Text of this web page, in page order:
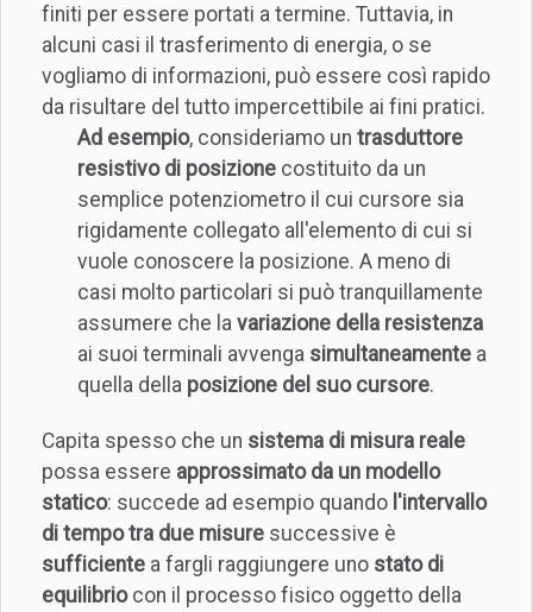
finiti per essere portati a termine. Tuttavia, in
alcuni casi il trasferimento di energia, o se
vogliamo di informazioni, può essere così rapido
da risultare del tutto impercettibile ai fini pratici.
Ad esempio, consideriamo un trasduttore
resistivo di posizione costituito da un
semplice potenziometro il cui cursore sia
rigidamente collegato all'elemento di cui si
vuole conoscere la posizione. A meno di
casi molto particolari si può tranquillamente
assumere che la variazione della resistenza
ai suoi terminali avvenga simultaneamente a
quella della posizione del suo cursore.
Capita spesso che un sistema di misura reale
possa essere approssimato da un modello
statico: succede ad esempio quando l'intervallo
di tempo tra due misure successive è
sufficiente a fargli raggiungere uno stato di
equilibriocon il processo fisico oggetto della